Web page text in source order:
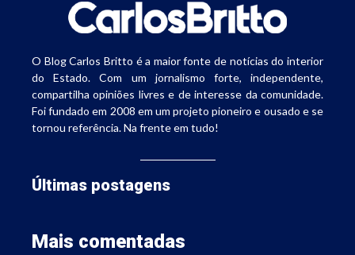
O Blog Carlos Britto é a maior fonte de notícias do interior
do Estado. Com um jornalismo forte, independente,
compartilha opiniões livres e de interesse da comunidade.
Foi fundado em 2008 em um projeto pioneiro e ousado e se
tornou referência. Na frente em tudo!
Últimas postagens
Mais comentadas